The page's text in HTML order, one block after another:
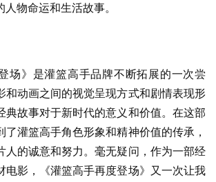
物命运和生活故事。
场》是灌篮高手品牌不断拓展的一次尝
和动画之间的视觉呈现方式和剧情表现形
典故事对于新时代的意义和价值。在这部
了灌篮高手角色形象和精神价值的传承，
人的诚意和努力。毫无疑问，作为一部经
电影，《灌篮高手再度登场》又一次让我